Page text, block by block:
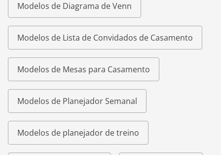
Modelos de Diagrama de Venn
Modelos de Lista de Convidados de Casamento
Modelos de Mesas para Casamento
Modelos de Planejador Semanal
Modelos de planejador de treino